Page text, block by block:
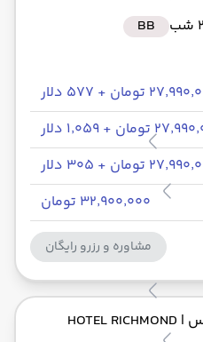
2 شب BB
تومان + ۵۷۷ دلار
تومان + ۱٬۰۵۹ دلار
تومان + ۳۰۵ دلار
۳۲٬۹۰۰٬۰۰۰ تومان
مشاوره و رزرو رایگان
| HOTEL RICHMOND